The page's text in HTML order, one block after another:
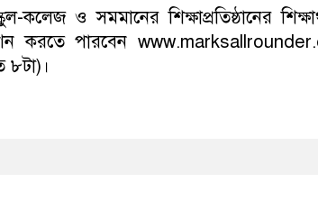
কলেজ ও সমমানের শিক্ষাপ্রতিষ্ঠানের
করতে পারবেন
৮টা)।